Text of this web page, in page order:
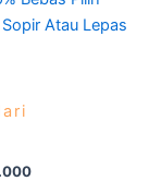
Atau Lepas